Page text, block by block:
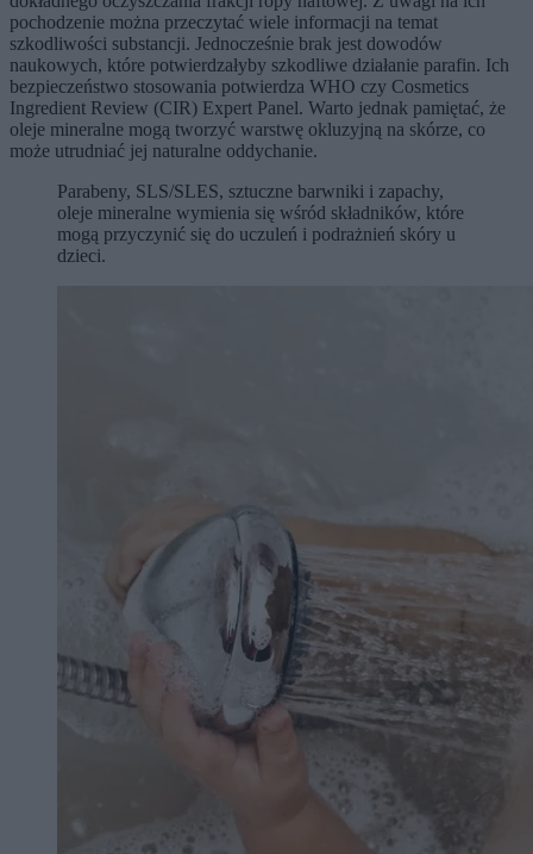
pochodzenie można przeczytać wiele informacji na temat
szkodliwości substancji. Jednocześnie brak jest dowodów
naukowych, które potwierdzałyby szkodliwe działanie parafin. Ich
bezpieczeństwo stosowania potwierdza WHO czy Cosmetics
Ingredient Review (CIR) Expert Panel. Warto jednak pamiętać, że
oleje mineralne mogą tworzyć warstwę okluzyjną na skórze, co
może utrudniać jej naturalne oddychanie.
Parabeny, SLS/SLES, sztuczne barwniki i zapachy,
oleje mineralne wymienia się wśród składników, które
mogą przyczynić się do uczuleń i podrażnień skóry u
dzieci.